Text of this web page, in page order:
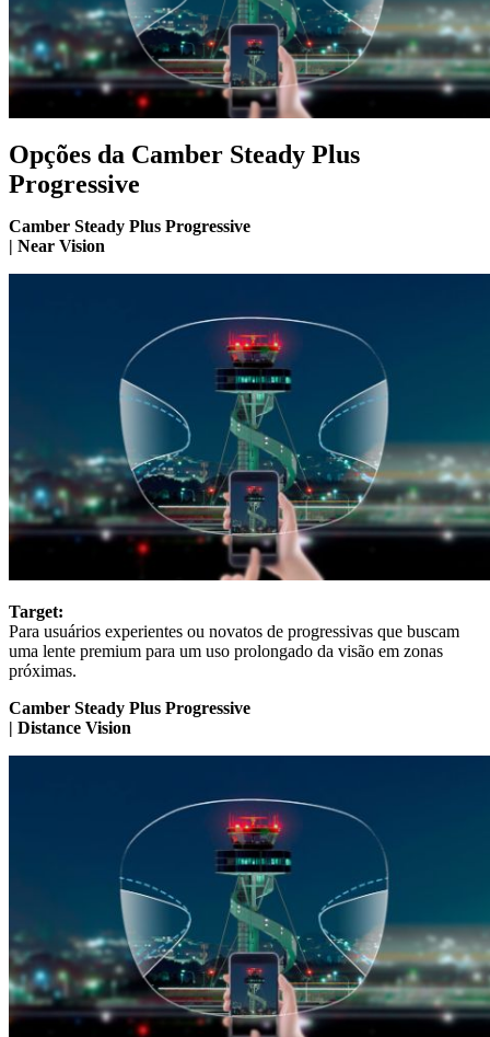
Opções da Camber Steady Plus
Progressive
Camber Steady Plus Progressive
| Near Vision
Target:
Para usuários experientes ou novatos de progressivas que buscam
uma lente premium para um uso prolongado da visão em zonas
próximas.
Camber Steady Plus Progressive
| Distance Vision